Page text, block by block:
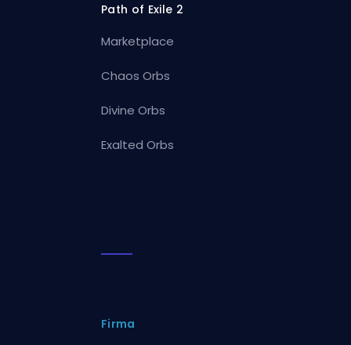
Path of Exile 2
Marketplace
Chaos Orbs
Divine Orbs
Exalted Orbs
Firma